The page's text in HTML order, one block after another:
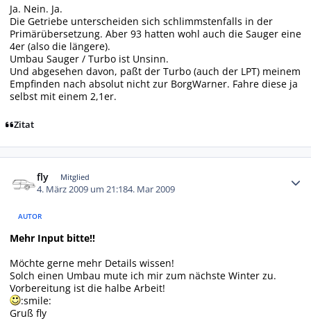
Ja. Nein. Ja.
Die Getriebe unterscheiden sich schlimmstenfalls in der
Primärübersetzung. Aber 93 hatten wohl auch die Sauger eine
4er (also die längere).
Umbau Sauger / Turbo ist Unsinn.
Und abgesehen davon, paßt der Turbo (auch der LPT) meinem
Empfinden nach absolut nicht zur BorgWarner. Fahre diese ja
selbst mit einem 2,1er.
Zitat
fly Mitglied
4. März 2009 um 21:184. Mar 2009
AUTOR
Mehr Input bitte!!
Möchte gerne mehr Details wissen!
Solch einen Umbau mute ich mir zum nächste Winter zu.
Vorbereitung ist die halbe Arbeit!
:smile:
Gruß fly